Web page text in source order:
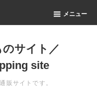
メニュー
サイト／
site
販サイトです。